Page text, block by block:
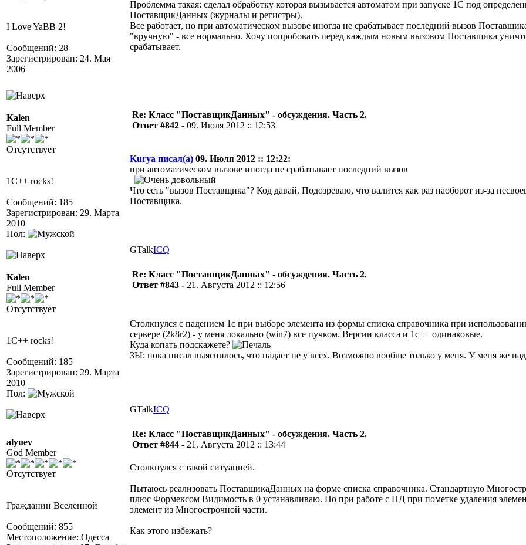
I Love YaBB 2!
Сообщений: 28
Зарегистрирован: 24. Мая
2006
Проблемма такая: сделал обработку которая вызывается автоматом при запуске 1С под
ПоставщикДанных (журналы и регистры).
Все работает, но при автоматическом вызове иногда не срабатывает последний вызов
"вручную" - все нормально. Хочу попробовать перед каждым новым вызовом Поставщика
срабатывает.
Kalen
Full Member
Отсутствует
1C++ rocks!
Сообщений: 185
Зарегистрирован: 29. Марта
2010
Пол:
Re: Класс "ПоставщикДанных" - обсуждения. Часть 2.
Ответ #842 - 09. Июля 2012 :: 12:53
Kurya писал(а) 09. Июля 2012 :: 12:22:
при автоматическом вызове иногда не срабатывает последний вызов
Что есть "вызов Поставщика"? Код давай. Подозреваю, что валится как раз наоборот из-за
Поставщика.
GTalkICQ
Kalen
Full Member
Отсутствует
1C++ rocks!
Сообщений: 185
Зарегистрирован: 29. Марта
2010
Пол:
Re: Класс "ПоставщикДанных" - обсуждения. Часть 2.
Ответ #843 - 21. Августа 2012 :: 12:56
Столкнулся с падением 1с при выборе элемента из формы списка справочника при
сервере (2k8r2) - у меня локально (win7) все пучком. Версии класса и 1с++ одинаковые.
Куда копать подскажете?
ЗЫ: пока писал выяснилось, что падает не у всех. Возможно вообще только у меня. У меня же
GTalkICQ
alyuev
God Member
Отсутствует
Гражданин Вселенной
Сообщений: 855
Местоположение: Одесса
Re: Класс "ПоставщикДанных" - обсуждения. Часть 2.
Ответ #844 - 21. Августа 2012 :: 13:44
Столкнулся с такой ситуацией.
Пытаюсь реализовать ПоставщикаДанных на форме списка справочника. Стандартную
плюс Формексом Видимость в 0 устанавливаю. Но при работе с ПД при пометке удаления
элемент из Многострочной части.
Как этого избежать?